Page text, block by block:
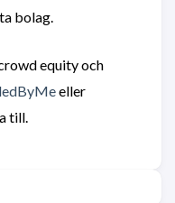
bolag.
equity och
eller
till.